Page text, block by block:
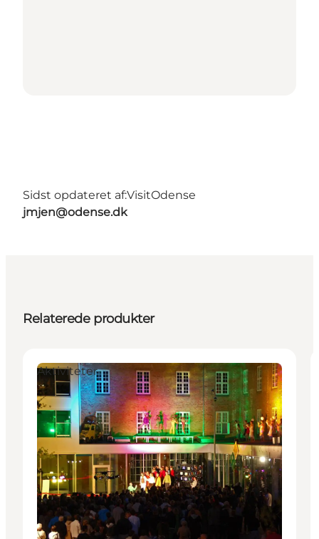
Sidst opdateret af:VisitOdense
jmjen@odense.dk
Relaterede produkter
Aktiviteter